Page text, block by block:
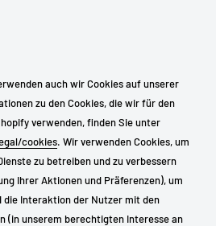
auch wir Cookies auf unserer
zu den Cookies, die wir für den
verwenden, finden Sie unter
cookies. Wir verwenden Cookies, um
zu betreiben und zu verbessern
Ihrer Aktionen und Präferenzen), um
die Interaktion der Nutzer mit den
(in unserem berechtigten Interesse an